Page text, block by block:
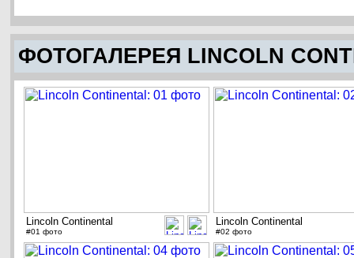
ФОТОГАЛЕРЕЯ LINCOLN
Lincoln Continental
#01 фото
Lincoln Continental
#02 фото